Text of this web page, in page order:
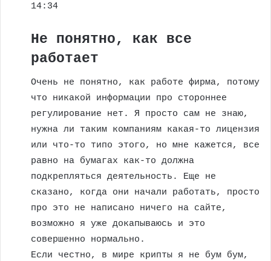
14:34
Не понятно, как все
работает
Очень не понятно, как работе фирма, потому
что никакой информации про стороннее
регулирование нет. Я просто сам не знаю,
нужна ли таким компаниям какая-то лицензия
или что-то типо этого, но мне кажется, все
равно на бумагах как-то должна
подкрепляться деятельность. Еще не
сказано, когда они начали работать, просто
про это не написано ничего на сайте,
возможно я уже докапываюсь и это
совершенно нормально.
Если честно, в мире крипты я не бум бум,